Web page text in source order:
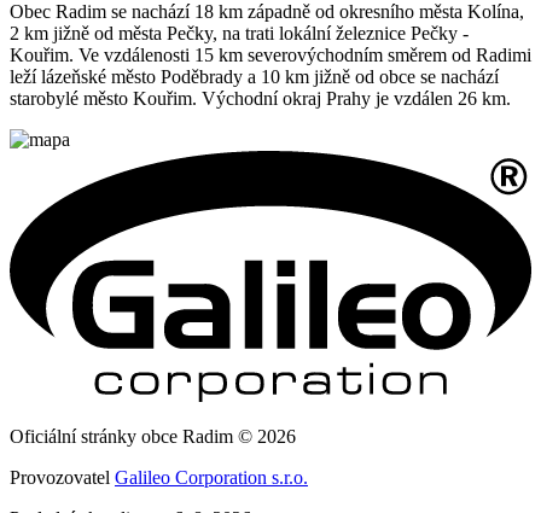
Obec Radim se nachází 18 km západně od okresního města Kolína,
2 km jižně od města Pečky, na trati lokální železnice Pečky -
Kouřim. Ve vzdálenosti 15 km severovýchodním směrem od Radimi
leží lázeňské město Poděbrady a 10 km jižně od obce se nachází
starobylé město Kouřim. Východní okraj Prahy je vzdálen 26 km.
Oficiální stránky obce Radim © 2026
Provozovatel Galileo Corporation s.r.o.